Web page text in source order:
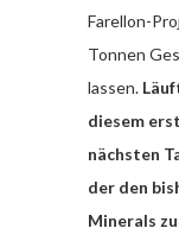
Farellon-
Tonnen
lassen.
diesem
nächsten
der den
Minerals